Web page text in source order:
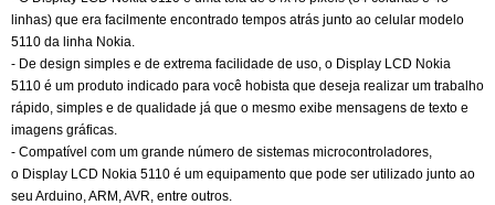
linhas) que era facilmente encontrado tempos atrás junto ao celular modelo
5110 da linha Nokia.
- De design simples e de extrema facilidade de uso, o Display LCD Nokia
5110 é um produto indicado para você hobista que deseja realizar um trabalho
rápido, simples e de qualidade já que o mesmo exibe mensagens de texto e
imagens gráficas.
- Compatível com um grande número de sistemas microcontroladores,
o Display LCD Nokia 5110 é um equipamento que pode ser utilizado junto ao
seu Arduino, ARM, AVR, entre outros.